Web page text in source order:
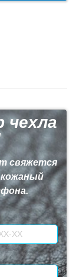
чехла
свяжется